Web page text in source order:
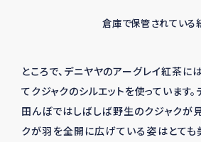
倉庫で保管されている
ところで、デニヤヤのアーグレイ紅茶に
てクジャクのシルエットを使っています
田んぼではしばしば野生のクジャクが
クが羽を全開に広げている姿はとても